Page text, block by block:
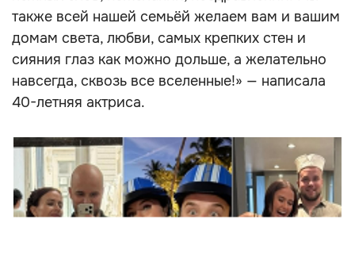
также всей нашей семьёй желаем вам и вашим
домам света, любви, самых крепких стен и
сияния глаз как можно дольше, а желательно
навсегда, сквозь все вселенные!» — написала
40-летняя актриса.